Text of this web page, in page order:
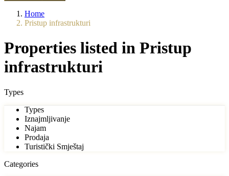
Home
Pristup infrastrukturi
Properties listed in Pristup
infrastrukturi
Types
Types
Iznajmljivanje
Najam
Prodaja
Turistički Smještaj
Categories